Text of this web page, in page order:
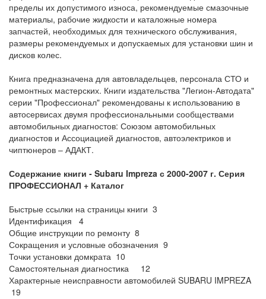
пределы их допустимого износа, рекомендуемые смазочные
материалы, рабочие жидкости и каталожные номера
запчастей, необходимых для технического обслуживания,
размеры рекомендуемых и допускаемых для установки шин и
дисков колес.
Книга предназначена для автовладельцев, персонала СТО и
ремонтных мастерских. Книги издательства "Легион-Автодата"
серии "Профессионал" рекомендованы к использованию в
автосервисах двумя профессиональными сообществами
автомобильных диагностов: Союзом автомобильных
диагностов и Ассоциацией диагностов, автоэлектриков и
чиптюнеров – АДАКТ.
Содержание книги - Subaru Impreza с 2000-2007 г. Серия
ПРОФЕССИОНАЛ + Каталог
Быстрые ссылки на страницы книги 3
Идентификация 4
Общие инструкции по ремонту 8
Сокращения и условные обозначения 9
Точки установки домкрата 10
Самостоятельная диагностика 12
Характерные неисправности автомобилей SUBARU IMPREZA
19